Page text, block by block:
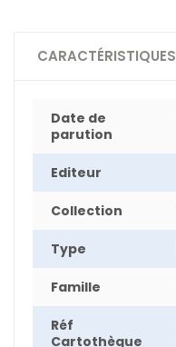
CARACTÉRISTIQUES
Date de
parution
Editeur
Collection
Type
Famille
Réf
Cartothèque